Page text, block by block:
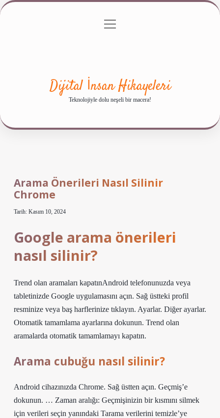
Gizlilik Politikası
menüyü
Dijital İnsan Hikayeleri
Teknolojiyle dolu neşeli bir macera!
Arama Önerileri Nasıl Silinir
Chrome
Tarih: Kasım 10, 2024
Google arama önerileri
nasıl silinir?
Trend olan aramaları kapatınAndroid telefonunuzda veya
tabletinizde Google uygulamasını açın. Sağ üstteki profil
resminize veya baş harflerinize tıklayın. Ayarlar. Diğer ayarlar.
Otomatik tamamlama ayarlarına dokunun. Trend olan
aramalarda otomatik tamamlamayı kapatın.
Arama cubuğu nasıl silinir?
Android cihazınızda Chrome. Sağ üstten açın. Geçmiş’e
dokunun. … Zaman aralığı: Geçmişinizin bir kısmını silmek
için verileri seçin yanındaki Tarama verilerini temizle’ye